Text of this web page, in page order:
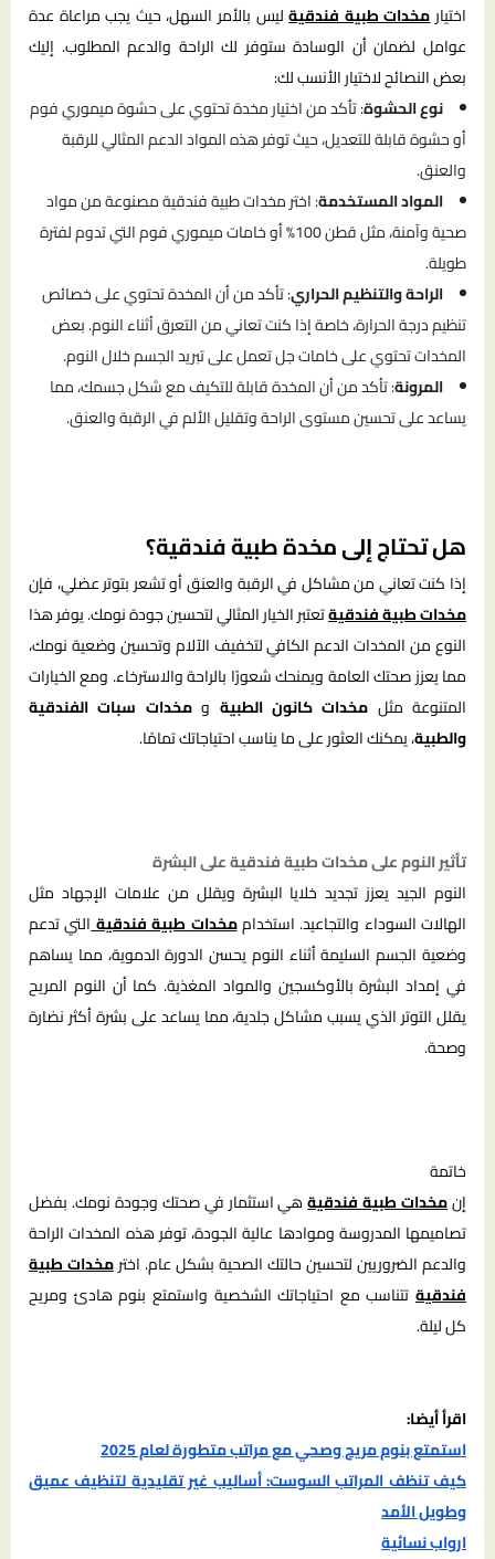
اختيارمخدات طبية فندقيةليس بالأمر السهل، حيث يجب مراعاة عدة
عوامل لضمان أن الوسادة ستوفر لك الراحة والدعم المطلوب. إليك
بعض النصائح لاختيار الأنسب لك:
نوع الحشوة: تأكد من اختيار مخدة تحتوي على حشوة ميموري فوم
أو حشوة قابلة للتعديل، حيث توفر هذه المواد الدعم المثالي للرقبة
والعنق.
المواد المستخدمة: اختر مخدات طبية فندقية مصنوعة من مواد
صحية وآمنة، مثل قطن 100% أو خامات ميموري فوم التي تدوم لفترة
طويلة.
الراحة والتنظيم الحراري: تأكد من أن المخدة تحتوي على خصائص
تنظيم درجة الحرارة، خاصة إذا كنت تعاني من التعرق أثناء النوم. بعض
المخدات تحتوي على خامات جل تعمل على تبريد الجسم خلال النوم.
المرونة: تأكد من أن المخدة قابلة للتكيف مع شكل جسمك، مما
يساعد على تحسين مستوى الراحة وتقليل الألم في الرقبة والعنق.
هل تحتاج إلى مخدة طبية فندقية؟
إذا كنت تعاني من مشاكل في الرقبة والعنق أو تشعر بتوتر عضلي، فإن
مخدات طبية فندقيةتعتبر الخيار المثالي لتحسين جودة نومك. يوفر هذا
النوع من المخدات الدعم الكافي لتخفيف الآلام وتحسين وضعية نومك،
مما يعزز صحتك العامة ويمنحك شعورًا بالراحة والاسترخاء. ومع الخيارات
المتنوعة مثل مخدات كانون الطبية ومخدات سبات الفندقية
والطبية، يمكنك العثور على ما يناسب احتياجاتك تمامًا.
تأثير النوم على مخدات طبية فندقية على البشرة
النوم الجيد يعزز تجديد خلايا البشرة ويقلل من علامات الإجهاد مثل
الهالات السوداء والتجاعيد. استخداممخدات طبية فندقيةالتي تدعم
وضعية الجسم السليمة أثناء النوم يحسن الدورة الدموية، مما يساهم
في إمداد البشرة بالأوكسجين والمواد المغذية. كما أن النوم المريح
يقلل التوتر الذي يسبب مشاكل جلدية، مما يساعد على بشرة أكثر نضارة
وصحة.
خاتمة
إنمخدات طبية فندقيةهي استثمار في صحتك وجودة نومك. بفضل
تصاميمها المدروسة وموادها عالية الجودة، توفر هذه المخدات الراحة
والدعم الضروريين لتحسين حالتك الصحية بشكل عام. اخترمخدات طبية
فندقية تتناسب مع احتياجاتك الشخصية واستمتع بنوم هادئ ومريح
كل ليلة.
اقرأ أيضا:
استمتع بنوم مريح وصحي مع مراتب متطورة لعام 2025
كيف تنظف المراتب السوست: أساليب غير تقليدية لتنظيف عميق
وطويل الأمد
ارواب نسائية